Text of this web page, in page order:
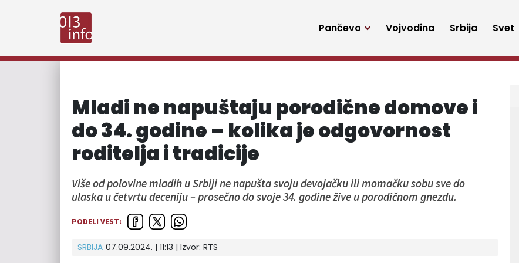
Pančevo Vojvodina Srbija Svet
Mladi ne napuštaju porodične domove i
do 34. godine – kolika je odgovornost
roditelja i tradicije
Više od polovine mladih u Srbiji ne napušta svoju devojačku ili momačku sobu sve do
ulaska u četvrtu deceniju – prosečno do svoje 34. godine žive u porodičnom gnezdu.
PODELI VEST:
SRBIJA 07.09.2024. | 11:13 | Izvor: RTS